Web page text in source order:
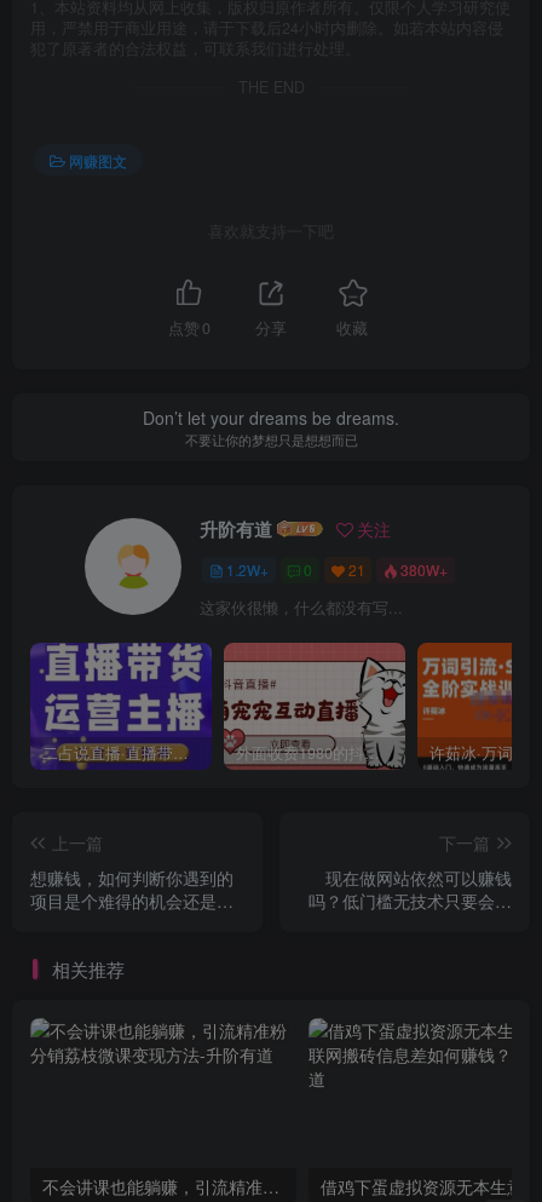
1、本站资料均从网上收集，版权归原作者所有。仅限个人学习研究使
用，严禁用于商业用途，请于下载后24小时内删除。如若本站内容侵
犯了原著者的合法权益，可联系我们进行处理。
THE END
网赚图文
喜欢就支持一下吧
点赞 0 分享 收藏
Don’t let your dreams be dreams.
不要让你的梦想只是想想而已
升阶有道 关注
1.2W+ 0 21 380W+
这家伙很懒，什么都没有写...
二占说直播·直播带货主播运营课程，主播运营二合一实操课 外面收费1980的抖音萌宠宠直播项目，可虚拟人直播，抖音报白，实时互动直播【软件+详细教程】
上一篇
想赚钱，如何判断你遇到的
项目是个难得的机会还是陷
下一篇
现在做网站依然可以赚钱
吗？低门槛无技术只要会营
相关推荐
不会讲课也能躺赚，引流精准粉分销荔枝微课变现方法